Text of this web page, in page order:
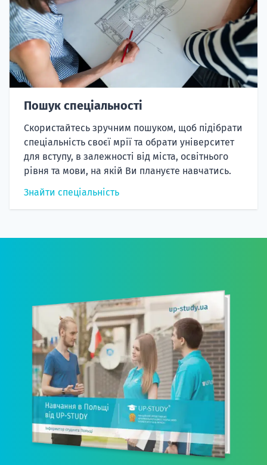
Пошук спеціальності
Скористайтесь зручним пошуком, щоб підібрати
спеціальність своєї мрії та обрати університет
для вступу, в залежності від міста, освітнього
рівня та мови, на якій Ви плануєте навчатись.
Знайти спеціальність